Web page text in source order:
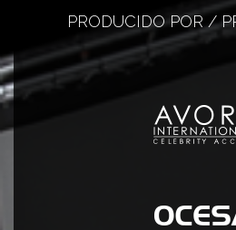
PRODUCIDO POR /